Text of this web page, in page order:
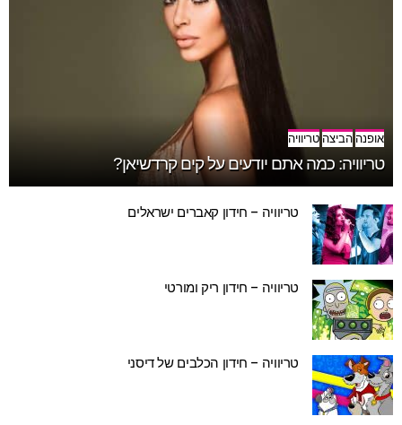
אופנה הביצה טריוויה
טריוויה: כמה אתם יודעים על קים קרדשיאן?
טריוויה – חידון קאברים ישראלים
טריוויה – חידון ריק ומורטי
טריוויה – חידון הכלבים של דיסני